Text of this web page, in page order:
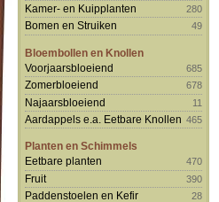
Kamer- en Kuipplanten 280
Bomen en Struiken 49
Bloembollen en Knollen
Voorjaarsbloeiend
685
Zomerbloeiend 678
Najaarsbloeiend 11
Aardappels e.a. Eetbare Knollen 465
Planten en Schimmels
Eetbare planten
470
Fruit 390
Paddenstoelen en Kefir 28